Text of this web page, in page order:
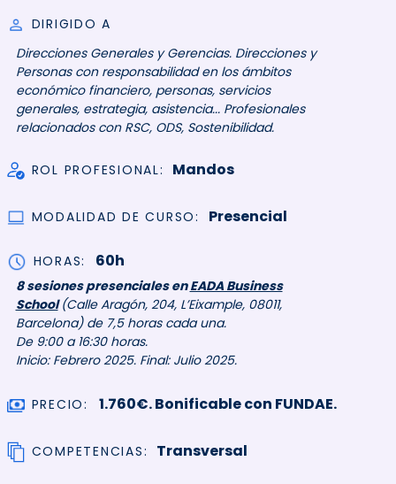
DIRIGIDO A
Direcciones Generales y Gerencias. Direcciones y
Personas con responsabilidad en los ámbitos
económico financiero, personas, servicios
generales, estrategia, asistencia... Profesionales
relacionados con RSC, ODS, Sostenibilidad.
ROL PROFESIONAL Mandos
MODALIDAD DE CURSO Presencial
HORAS 60h
8 sesiones presencialesenEADA Business
School (Calle Aragón, 204, L’Eixample, 08011,
Barcelona)de 7,5 horas cada una.
De 9:00 a 16:30 horas.
Inicio: Febrero 2025. Final: Julio 2025.
PRECIO 1.760€. Bonificable con FUNDAE.
COMPETENCIAS Transversal